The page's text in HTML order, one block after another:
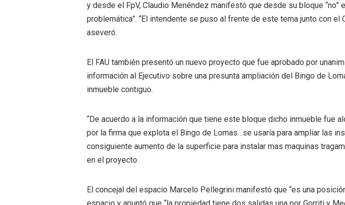
y desde el FpV, Claudio Menéndez manifestó que desde su bloque “no”
problemática”. “El intendente se puso al frente de este tema junto con el
aseveró.
El FAU también presentó un nuevo proyecto que fue aprobado por
información al Ejecutivo sobre una presunta ampliación del Bingo de
inmueble contiguo.
“De acuerdo a la información que tiene este bloque dicho inmueble fue
por la firma que explota el Bingo de Lomas…se usaría para ampliar las
consiguiente aumento de la superficie para instalar mas maquinas
en el proyecto.
El concejal del espacio Marcelo Pellegrini manifestó que “es una